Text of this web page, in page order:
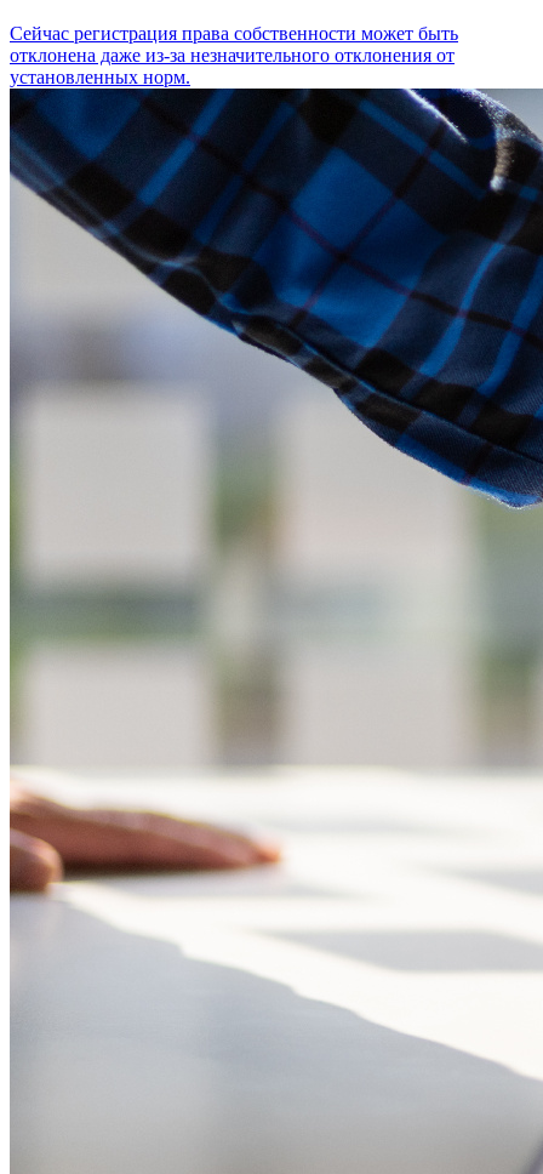
Сейчас регистрация права собственности может быть
отклонена даже из-за незначительного отклонения от
установленных норм.